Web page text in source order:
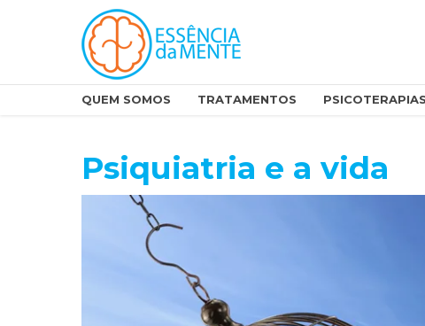
QUEM SOMOS TRATAMENTOS PSICOTERAPIAS
Psiquiatria e a vida